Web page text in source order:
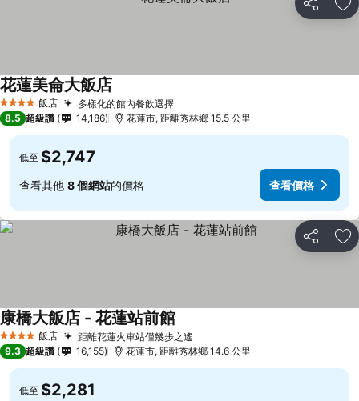
分享 加
4 星級 飯店 多樣化的館內餐飲選擇
花蓮美侖大飯店
8.5 超級讚 14,186 花蓮市, 距離秀林鄉 15.5 公里
低至 $2,747
查看其他 8 個網站的價格 查看價格
分享 加
4 星級 飯店 距離花蓮火車站僅幾步之遙
康橋大飯店 - 花蓮站前館
9.3 超級讚 16,155 花蓮市, 距離秀林鄉 14.6 公里
低至 $2,281